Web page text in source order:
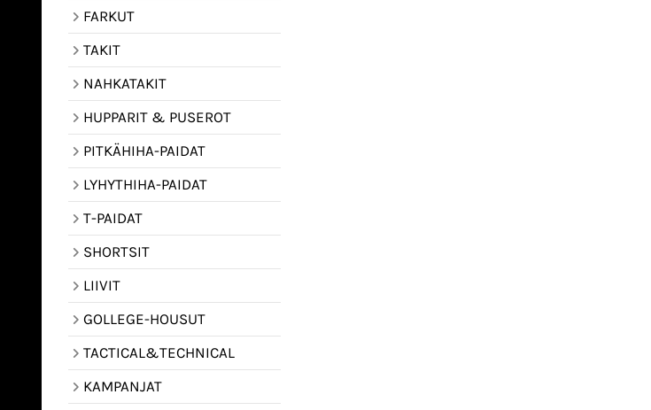
FARKUT
TAKIT
NAHKATAKIT
HUPPARIT & PUSEROT
PITKÄHIHA-PAIDAT
LYHYTHIHA-PAIDAT
T-PAIDAT
SHORTSIT
LIIVIT
GOLLEGE-HOUSUT
TACTICAL&TECHNICAL
KAMPANJAT